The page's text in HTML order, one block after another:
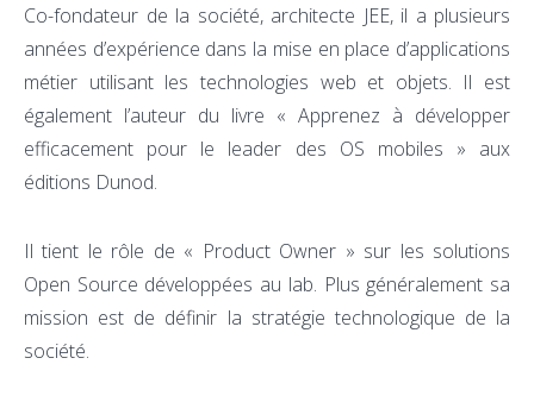
Co-fondateur de la société, architecte JEE, il a plusieurs
années d’expérience dans la mise en place d’applications
métier utilisant les technologies web et objets. Il est
également l’auteur du livre « Apprenez à développer
efficacement pour le leader des OS mobiles » aux
éditions Dunod.
Il tient le rôle de « Product Owner » sur les solutions
Open Source développées au lab. Plus généralement sa
mission est de définir la stratégie technologique de la
société.